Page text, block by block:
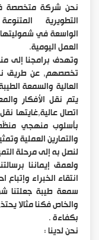
نحن شركة متخصصة
التطويرية
الواسعة في
العمل اليومية.
وتهدف برامجنا إلى
تخصصهم, عن طريق
العالية والسمعة
يتم نقل الأفكار
اتصال عالية,غايتها
بأسلوب منهجي
والتمارين العملية
لنصل به إلى مرحلة
ولعمق إيماننا
انتقاء الخبراء
سمعة طيبة جعلتنا
والخاص فكنا مثالا
بكفاءة .
نحن لدينا :